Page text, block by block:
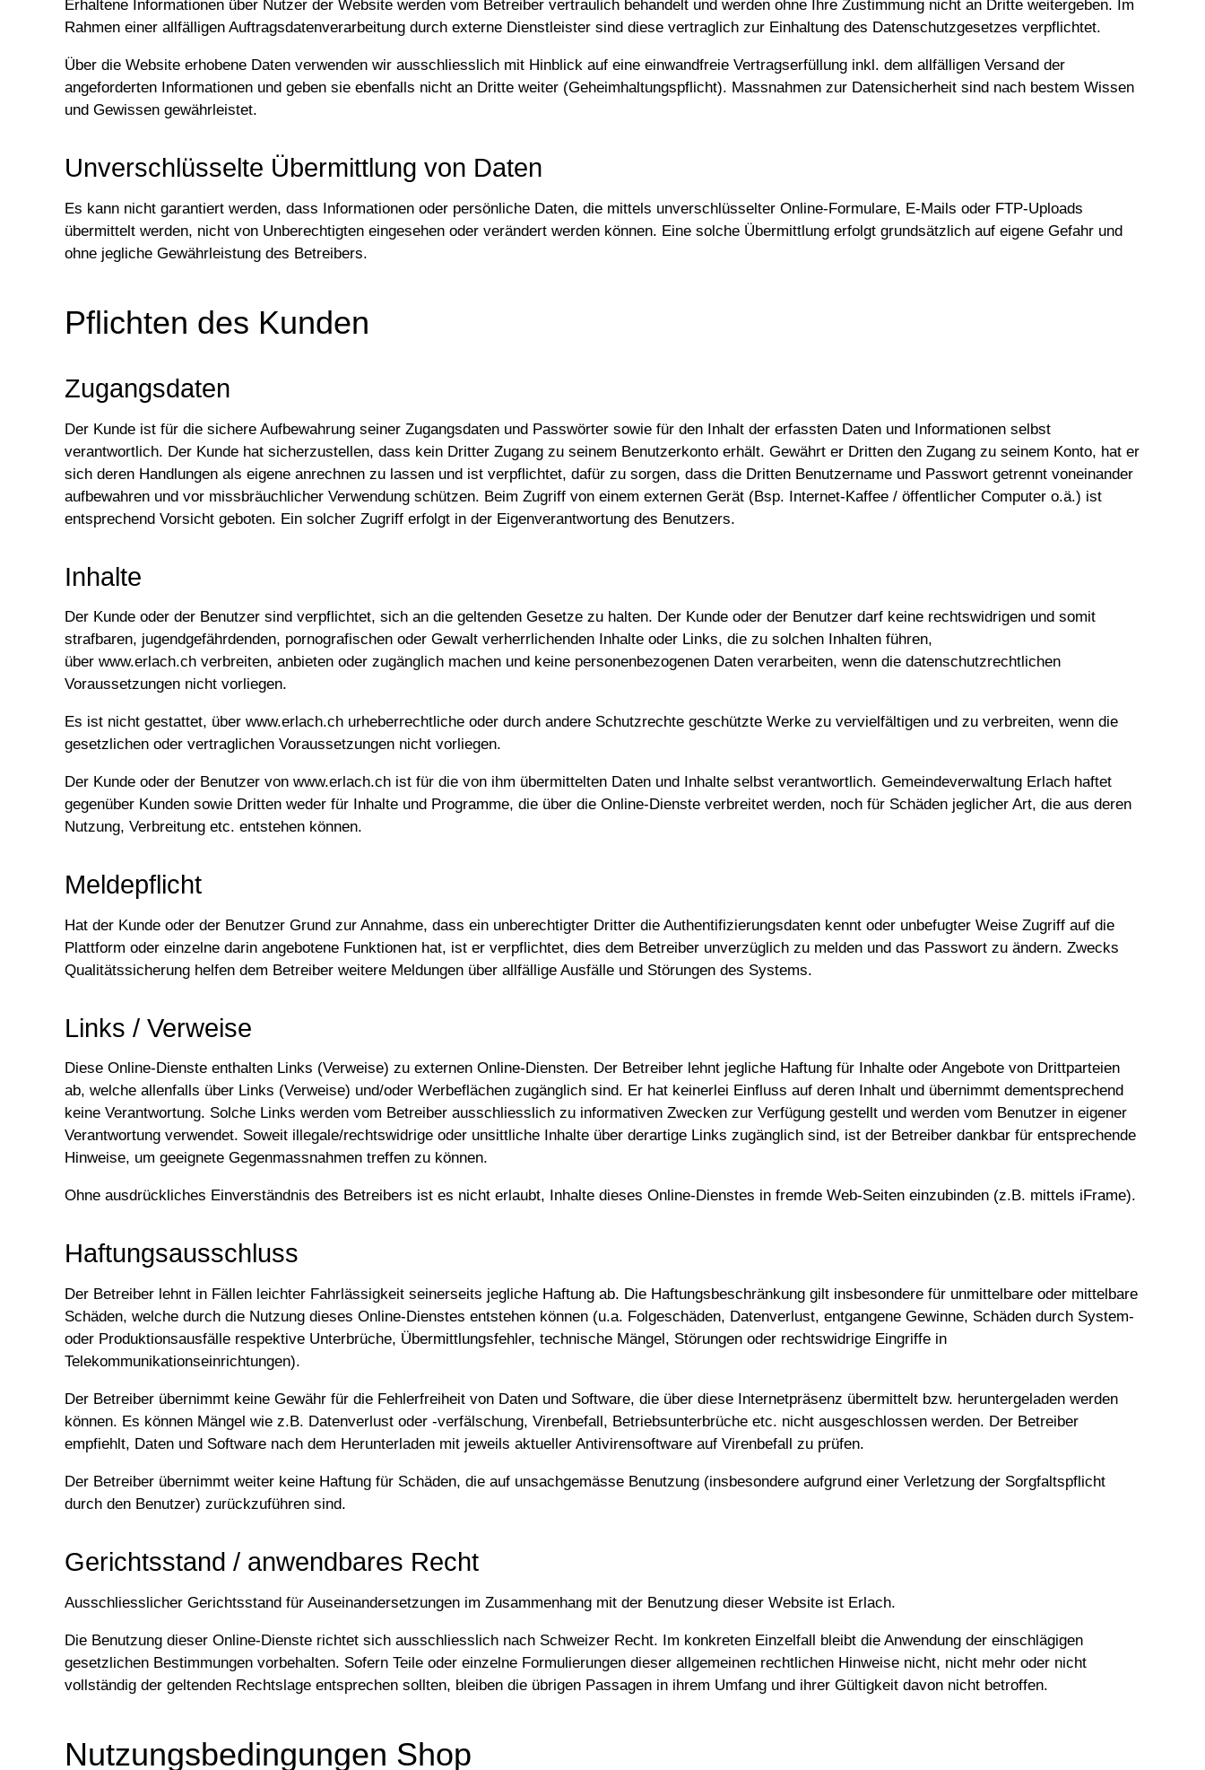
Erhaltene Informationen über Nutzer der Website werden vom Betreiber vertraulich behandelt und werden ohne Ihre Zustimmung nicht an Dritte weitergeben. Im
Rahmen einer allfälligen Auftragsdatenverarbeitung durch externe Dienstleister sind diese vertraglich zur Einhaltung des Datenschutzgesetzes verpflichtet.
Über die Website erhobene Daten verwenden wir ausschliesslich mit Hinblick auf eine einwandfreie Vertragserfüllung inkl. dem allfälligen Versand der
angeforderten Informationen und geben sie ebenfalls nicht an Dritte weiter (Geheimhaltungspflicht). Massnahmen zur Datensicherheit sind nach bestem Wissen
und Gewissen gewährleistet.
Unverschlüsselte Übermittlung von Daten
Es kann nicht garantiert werden, dass Informationen oder persönliche Daten, die mittels unverschlüsselter Online-Formulare, E-Mails oder FTP-Uploads
übermittelt werden, nicht von Unberechtigten eingesehen oder verändert werden können. Eine solche Übermittlung erfolgt grundsätzlich auf eigene Gefahr und
ohne jegliche Gewährleistung des Betreibers.
Pflichten des Kunden
Zugangsdaten
Der Kunde ist für die sichere Aufbewahrung seiner Zugangsdaten und Passwörter sowie für den Inhalt der erfassten Daten und Informationen selbst
verantwortlich. Der Kunde hat sicherzustellen, dass kein Dritter Zugang zu seinem Benutzerkonto erhält. Gewährt er Dritten den Zugang zu seinem Konto, hat er
sich deren Handlungen als eigene anrechnen zu lassen und ist verpflichtet, dafür zu sorgen, dass die Dritten Benutzername und Passwort getrennt voneinander
aufbewahren und vor missbräuchlicher Verwendung schützen. Beim Zugriff von einem externen Gerät (Bsp. Internet-Kaffee / öffentlicher Computer o.ä.) ist
entsprechend Vorsicht geboten. Ein solcher Zugriff erfolgt in der Eigenverantwortung des Benutzers.
Inhalte
Der Kunde oder der Benutzer sind verpflichtet, sich an die geltenden Gesetze zu halten. Der Kunde oder der Benutzer darf keine rechtswidrigen und somit
strafbaren, jugendgefährdenden, pornografischen oder Gewalt verherrlichenden Inhalte oder Links, die zu solchen Inhalten führen,
über www.erlach.ch verbreiten, anbieten oder zugänglich machen und keine personenbezogenen Daten verarbeiten, wenn die datenschutzrechtlichen
Voraussetzungen nicht vorliegen.
Es ist nicht gestattet, über www.erlach.ch urheberrechtliche oder durch andere Schutzrechte geschützte Werke zu vervielfältigen und zu verbreiten, wenn die
gesetzlichen oder vertraglichen Voraussetzungen nicht vorliegen.
Der Kunde oder der Benutzer von www.erlach.ch ist für die von ihm übermittelten Daten und Inhalte selbst verantwortlich. Gemeindeverwaltung Erlach haftet
gegenüber Kunden sowie Dritten weder für Inhalte und Programme, die über die Online-Dienste verbreitet werden, noch für Schäden jeglicher Art, die aus deren
Nutzung, Verbreitung etc. entstehen können.
Meldepflicht
Hat der Kunde oder der Benutzer Grund zur Annahme, dass ein unberechtigter Dritter die Authentifizierungsdaten kennt oder unbefugter Weise Zugriff auf die
Plattform oder einzelne darin angebotene Funktionen hat, ist er verpflichtet, dies dem Betreiber unverzüglich zu melden und das Passwort zu ändern. Zwecks
Qualitätssicherung helfen dem Betreiber weitere Meldungen über allfällige Ausfälle und Störungen des Systems.
Links / Verweise
Diese Online-Dienste enthalten Links (Verweise) zu externen Online-Diensten. Der Betreiber lehnt jegliche Haftung für Inhalte oder Angebote von Drittparteien
ab, welche allenfalls über Links (Verweise) und/oder Werbeflächen zugänglich sind. Er hat keinerlei Einfluss auf deren Inhalt und übernimmt dementsprechend
keine Verantwortung. Solche Links werden vom Betreiber ausschliesslich zu informativen Zwecken zur Verfügung gestellt und werden vom Benutzer in eigener
Verantwortung verwendet. Soweit illegale/rechtswidrige oder unsittliche Inhalte über derartige Links zugänglich sind, ist der Betreiber dankbar für entsprechende
Hinweise, um geeignete Gegenmassnahmen treffen zu können.
Ohne ausdrückliches Einverständnis des Betreibers ist es nicht erlaubt, Inhalte dieses Online-Dienstes in fremde Web-Seiten einzubinden (z.B. mittels iFrame).
Haftungsausschluss
Der Betreiber lehnt in Fällen leichter Fahrlässigkeit seinerseits jegliche Haftung ab. Die Haftungsbeschränkung gilt insbesondere für unmittelbare oder mittelbare
Schäden, welche durch die Nutzung dieses Online-Dienstes entstehen können (u.a. Folgeschäden, Datenverlust, entgangene Gewinne, Schäden durch System-
oder Produktionsausfälle respektive Unterbrüche, Übermittlungsfehler, technische Mängel, Störungen oder rechtswidrige Eingriffe in
Telekommunikationseinrichtungen).
Der Betreiber übernimmt keine Gewähr für die Fehlerfreiheit von Daten und Software, die über diese Internetpräsenz übermittelt bzw. heruntergeladen werden
können. Es können Mängel wie z.B. Datenverlust oder -verfälschung, Virenbefall, Betriebsunterbrüche etc. nicht ausgeschlossen werden. Der Betreiber
empfiehlt, Daten und Software nach dem Herunterladen mit jeweils aktueller Antivirensoftware auf Virenbefall zu prüfen.
Der Betreiber übernimmt weiter keine Haftung für Schäden, die auf unsachgemässe Benutzung (insbesondere aufgrund einer Verletzung der Sorgfaltspflicht
durch den Benutzer) zurückzuführen sind.
Gerichtsstand / anwendbares Recht
Ausschliesslicher Gerichtsstand für Auseinandersetzungen im Zusammenhang mit der Benutzung dieser Website ist Erlach.
Die Benutzung dieser Online-Dienste richtet sich ausschliesslich nach Schweizer Recht. Im konkreten Einzelfall bleibt die Anwendung der einschlägigen
gesetzlichen Bestimmungen vorbehalten. Sofern Teile oder einzelne Formulierungen dieser allgemeinen rechtlichen Hinweise nicht, nicht mehr oder nicht
vollständig der geltenden Rechtslage entsprechen sollten, bleiben die übrigen Passagen in ihrem Umfang und ihrer Gültigkeit davon nicht betroffen.
Nutzungsbedingungen Shop